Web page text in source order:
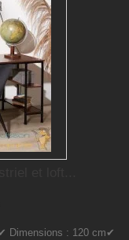
Dimensions : 120 cm✔